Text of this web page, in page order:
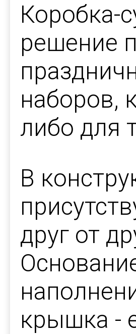
Коробка-
решение
наборов,
либо для
В
друг от
крышка -